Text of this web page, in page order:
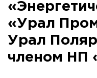
«Урал
Урал
членом НП